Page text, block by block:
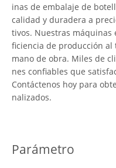
inas de embalaje de
calidad y duradera a
tivos. Nuestras máquinas
ficiencia de producción al
mano de obra. Miles de
nes confiables que
Contáctenos hoy para
nalizados.
Parámetro